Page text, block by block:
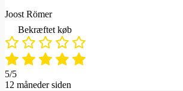
Joost Römer
Bekræftet køb
5/5
12 måneder siden